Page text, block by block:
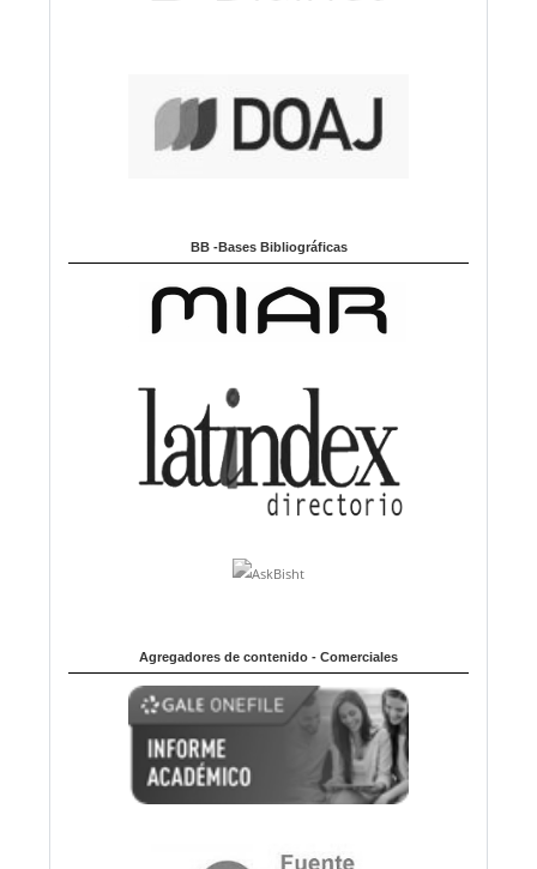
BB -Bases Bibliográficas
Agregadores de contenido - Comerciales